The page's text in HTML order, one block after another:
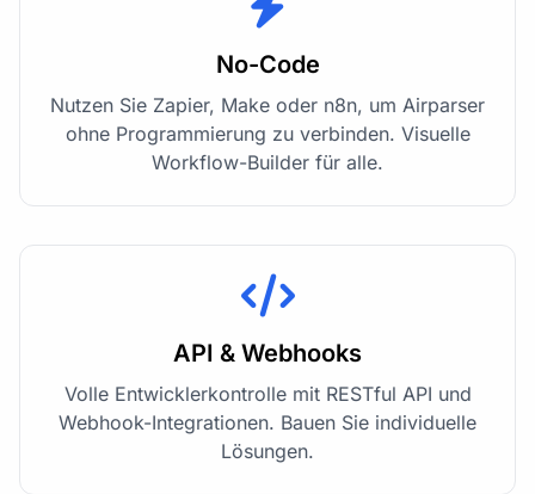
No-Code
Nutzen Sie Zapier, Make oder n8n, um Airparser
ohne Programmierung zu verbinden. Visuelle
Workflow-Builder für alle.
API & Webhooks
Volle Entwicklerkontrolle mit RESTful API und
Webhook-Integrationen. Bauen Sie individuelle
Lösungen.